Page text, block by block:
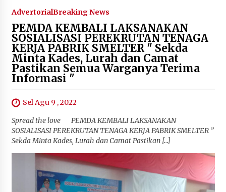
AdvertorialBreaking News
PEMDA KEMBALI LAKSANAKAN
SOSIALISASI PEREKRUTAN TENAGA
KERJA PABRIK SMELTER " Sekda
Minta Kades, Lurah dan Camat
Pastikan Semua Warganya Terima
Informasi "
Sel Agu 9 , 2022
Spread the love PEMDA KEMBALI LAKSANAKAN
SOSIALISASI PEREKRUTAN TENAGA KERJA PABRIK SMELTER ”
Sekda Minta Kades, Lurah dan Camat Pastikan […]